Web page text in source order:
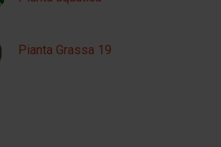
Pianta Grassa 19